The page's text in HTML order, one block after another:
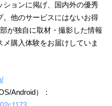
ションに掲げ、国内外の優秀
。他のサービスにはないお得
が独自に取材・撮影した情報
購入体験をお届けしていま
Android）：